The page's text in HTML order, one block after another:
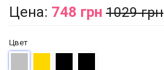
Цена: 748 грн 1029 грн
Цвет